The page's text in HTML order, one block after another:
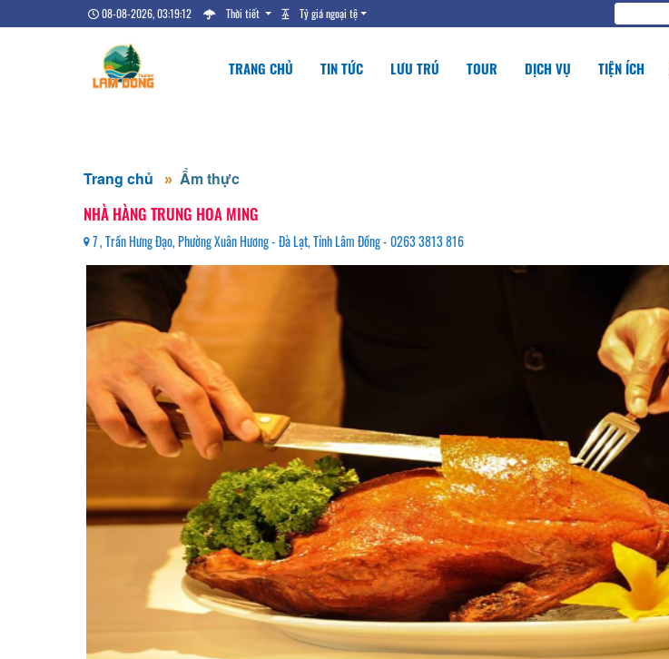
08-08-2026, 03:19:12 Thời tiết Tỷ giá ngoại tệ
TRANG CHỦ TIN TỨC LƯU TRÚ TOUR DỊCH VỤ TIỆN ÍCH
Trang chủ Ẩm thực
NHÀ HÀNG TRUNG HOA MING
7 , Trần Hưng Đạo, Phường Xuân Hương - Đà Lạt, Tỉnh Lâm Đồng - 0263 3813 816